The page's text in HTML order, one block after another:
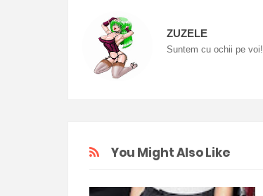
ZUZELE
Suntem cu ochii pe voi!
You Might Also Like